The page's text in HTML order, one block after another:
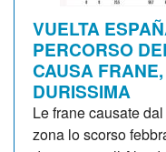
VUELTA
PERCORSO
CAUSA
DURISSIMA
Le frane causate
zona lo scorso